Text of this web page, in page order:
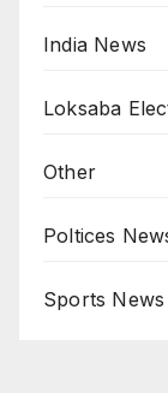
India News
Loksaba
Other
Poltices
Sports News